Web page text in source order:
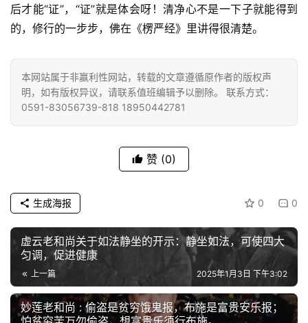
菩
提
专
题
公
佛
人
物
寺
院
登录 注册
后才能“证”，“证”就是体会呀！清净心不是一下子就能得到
的，修行的一步步，佛在《楞严经》里讲得很清楚。
本网站属于非赢利性网站，转载的文章遵循原作者的版权声
明，如有版权异议，请联系值班编辑予以删除。 联系方式：
0591-83056739-818 18950442781
赞 (0)
0 0
生成海报
虚云老和尚关于如法静坐的开示：静坐如法，可使四大
匀调，促进健康
上一篇 2025年1月3日 下午3:02
妙莲老和尚 : 偷盗是贫穷饿鬼报，布施是富贵安乐报；